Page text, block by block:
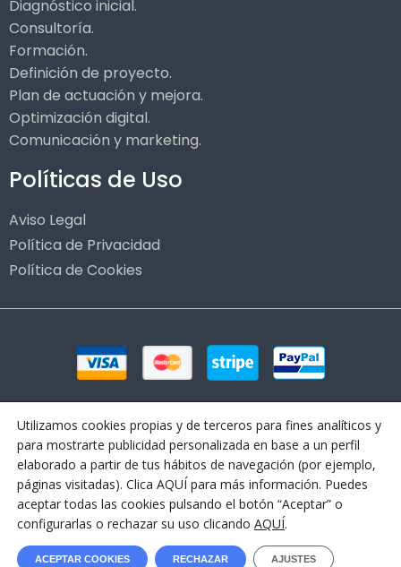
Diagnóstico inicial.
Consultoría.
Formación.
Definición de proyecto.
Plan de actuación y mejora.
Optimización digital.
Comunicación y marketing.
Políticas de Uso
Aviso Legal
Política de Privacidad
Política de Cookies
© Copyright 2024 OLEOTICKET – All Rights Reserved
Oleoticket es una Marca Registrada propiedad de Touristic
Utilizamos cookies propias y de terceros para fines analíticos y
para mostrarte publicidad personalizada en base a un perfil
elaborado a partir de tus hábitos de navegación (por ejemplo,
páginas visitadas). Clica AQUÍ para más información. Puedes
aceptar todas las cookies pulsando el botón “Aceptar” o
configurarlas o rechazar su uso clicando AQUÍ.
ACEPTAR COOKIES RECHAZAR AJUSTES